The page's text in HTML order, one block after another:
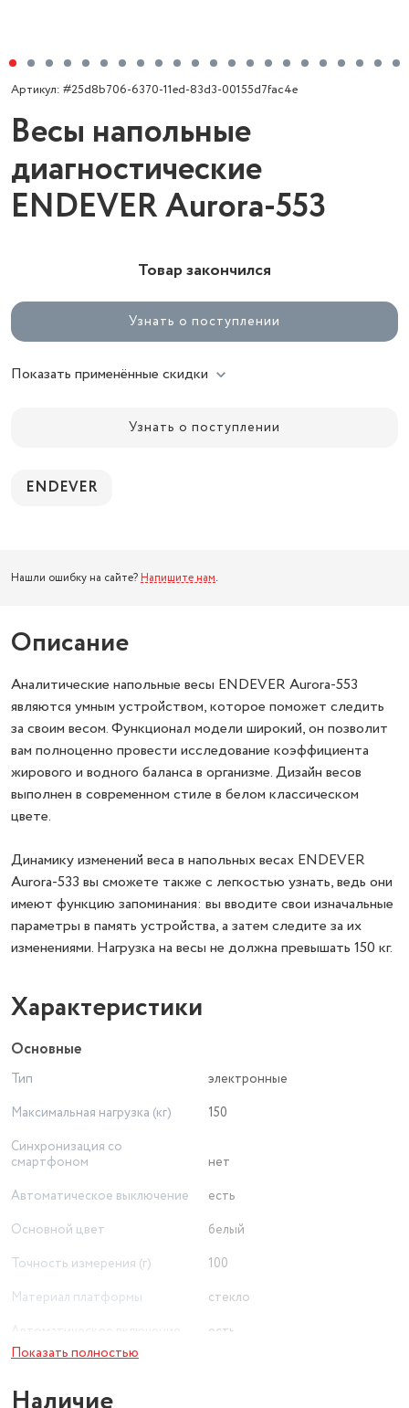
Артикул: #25d8b706-6370-11ed-83d3-00155d7fac4e
Весы напольные
диагностические
ENDEVER Aurora-553
Товар закончился
Узнать о поступлении
Показать применённые скидки
Узнать о поступлении
ENDEVER
Нашли ошибку на сайте? Напишите нам.
Описание
Аналитические напольные весы ENDEVER Aurora-553
являются умным устройством, которое поможет следить
за своим весом. Функционал модели широкий, он позволит
вам полноценно провести исследование коэффициента
жирового и водного баланса в организме. Дизайн весов
выполнен в современном стиле в белом классическом
цвете.
Динамику изменений веса в напольных весах ENDEVER
Aurora-533 вы сможете также с легкостью узнать, ведь они
имеют функцию запоминания: вы вводите свои изначальные
параметры в память устройства, а затем следите за их
изменениями. Нагрузка на весы не должна превышать 150 кг.
Характеристики
Основные
Тип
электронные
Максимальная нагрузка (кг)
150
Синхронизация со
смартфоном
нет
Автоматическое выключение
есть
Основной цвет
белый
Точность измерения (г)
100
Материал платформы
стекло
есть
Количество элементов
Показать полностью